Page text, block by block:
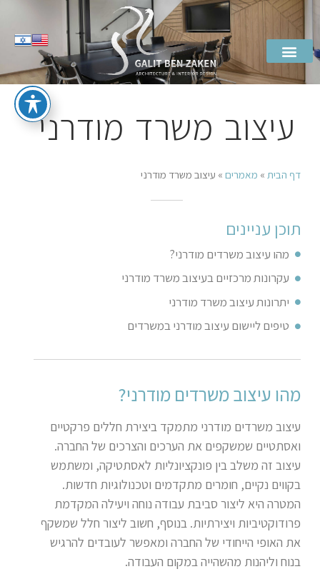
עיצוב משרד מודרני
דף הבית » מאמרים» עיצוב משרד מודרני
תוכן עניינים
מהו עיצוב משרדים מודרני?
עקרונות מרכזיים בעיצוב משרד מודרני
יתרונות עיצוב משרד מודרני
טיפים ליישום עיצוב מודרני במשרדים
מהו עיצוב משרדים מודרני?
עיצוב משרדים מודרני מתמקד ביצירת חללים פרקטיים
ואסתטיים שמשקפים את הערכים והצרכים של החברה.
עיצוב זה משלב בין פונקציונליות לאסתטיקה, ומשתמש
בקווים נקיים, חומרים מתקדמים וטכנולוגיות חדשות.
המטרה היא ליצור סביבת עבודה נוחה ויעילה המקדמת
פרודוקטיביות ויצירתיות. בנוסף, חשוב ליצור חלל שמשקף
את האופי הייחודי של החברה ומאפשר לעובדים להרגיש
בנוח וליהנות מהשהייה במקום העבודה.